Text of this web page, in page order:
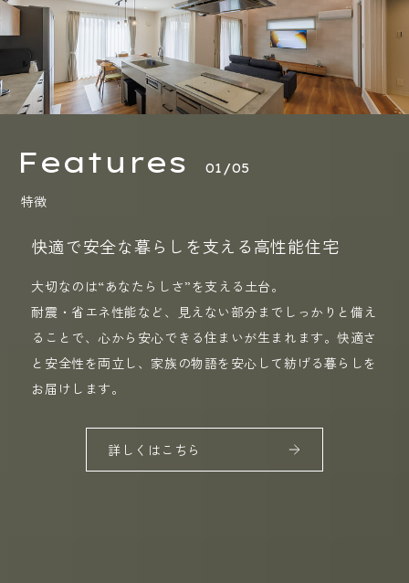
Features 01/05
特徴
快適で安全な暮らしを支える高性能住宅
大切なのは“あなたらしさ”を支える土台。
耐震・省エネ性能など、見えない部分までしっかりと備え
ることで、心から安心できる住まいが生まれます。快適さ
と安全性を両立し、家族の物語を安心して紡げる暮らしを
お届けします。
詳しくはこちら